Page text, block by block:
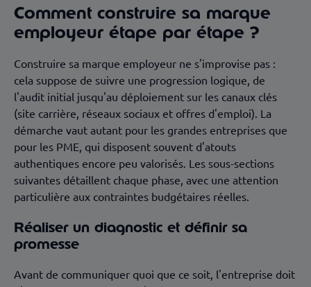
Comment construire sa marque
employeur étape par étape ?
Construire sa marque employeur ne s'improvise pas :
cela suppose de suivre une progression logique, de
l'audit initial jusqu'au déploiement sur les canaux clés
(site carrière, réseaux sociaux et offres d'emploi). La
démarche vaut autant pour les grandes entreprises que
pour les PME, qui disposent souvent d'atouts
authentiques encore peu valorisés. Les sous-sections
suivantes détaillent chaque phase, avec une attention
particulière aux contraintes budgétaires réelles.
Réaliser un diagnostic et définir sa
promesse
Avant de communiquer quoi que ce soit, l'entreprise doit